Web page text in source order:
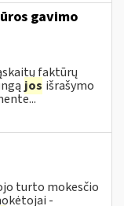
gavimo
faktūrų
jos išrašymo
turto mokesčio
-